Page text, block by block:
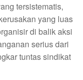
tersistematis,
yang luas
di balik aksi
serius dari
tuntas sindikat